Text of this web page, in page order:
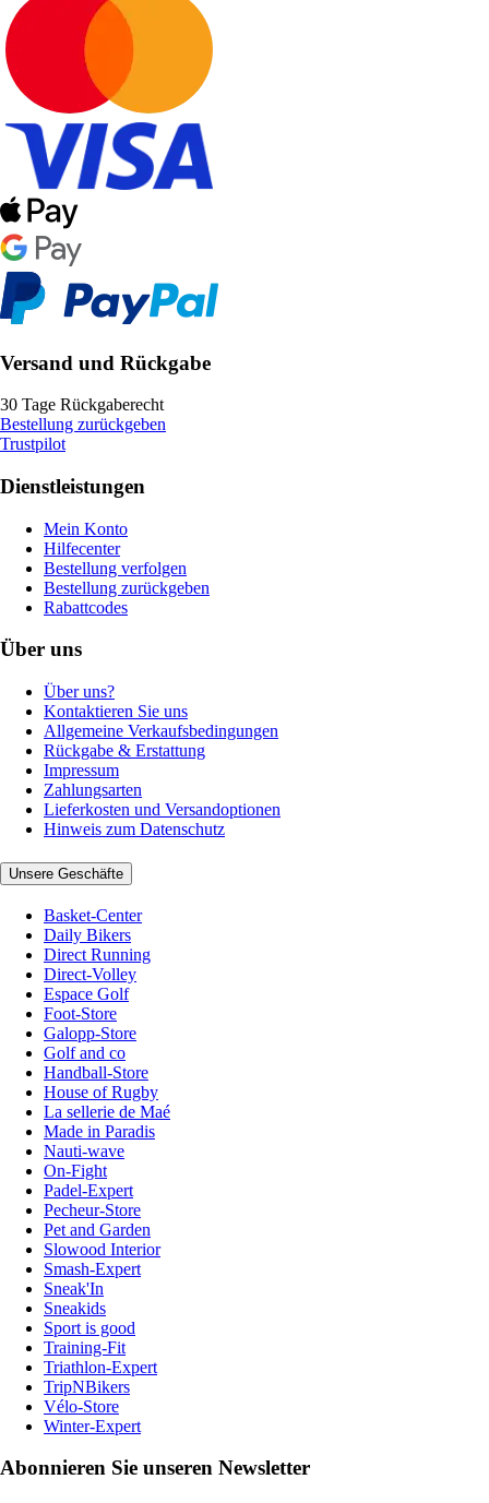
Versand und Rückgabe
30 Tage Rückgaberecht
Bestellung zurückgeben
Trustpilot
Dienstleistungen
Mein Konto
Hilfecenter
Bestellung verfolgen
Bestellung zurückgeben
Rabattcodes
Über uns
Über uns?
Kontaktieren Sie uns
Allgemeine Verkaufsbedingungen
Rückgabe & Erstattung
Impressum
Zahlungsarten
Lieferkosten und Versandoptionen
Hinweis zum Datenschutz
Unsere Geschäfte
Basket-Center
Daily Bikers
Direct Running
Direct-Volley
Espace Golf
Foot-Store
Galopp-Store
Golf and co
Handball-Store
House of Rugby
La sellerie de Maé
Made in Paradis
Nauti-wave
On-Fight
Padel-Expert
Pecheur-Store
Pet and Garden
Slowood Interior
Smash-Expert
Sneak'In
Sneakids
Sport is good
Training-Fit
Triathlon-Expert
TripNBikers
Vélo-Store
Winter-Expert
Abonnieren Sie unseren Newsletter